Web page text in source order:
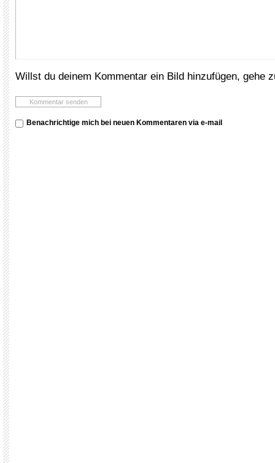
Willst du deinem Kommentar ein Bild hinzufügen, gehe
Benachrichtige mich bei neuen Kommentaren via e-mail